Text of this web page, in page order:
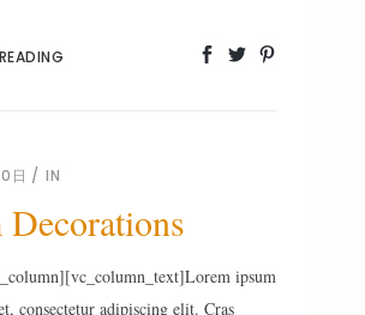
日 IN
Decorations
ipsum
consectetur adipiscing elit. Cras